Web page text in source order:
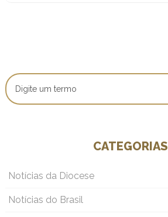
CATEGORIAS
Notícias da Diocese
Notícias do Brasil